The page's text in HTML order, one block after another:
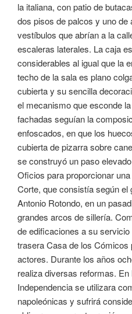
la italiana, con patio de
dos pisos de palcos y uno de
vestíbulos que abrían a la
escaleras laterales. La caja
considerables al igual que la
techo de la sala es plano
cubierta y su sencilla
el mecanismo que esconde
fachadas seguían la
enfoscados, en que los
cubierta de pizarra sobre
se construyó un paso
Oficios para proporcionar
Corte, que consistía según el
Antonio Rotondo, en un
grandes arcos de sillería.
de edificaciones a su
trasera Casa de los Cómicos
actores. Durante los años
realiza diversas reformas. En
Independencia se utilizara
napoleónicas y sufrirá